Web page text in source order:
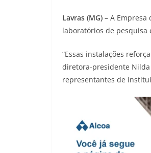
Lavras (MG) – A Empresa
laboratórios de pesquisa
“Essas instalações
diretora-presidente Nilda
representantes de